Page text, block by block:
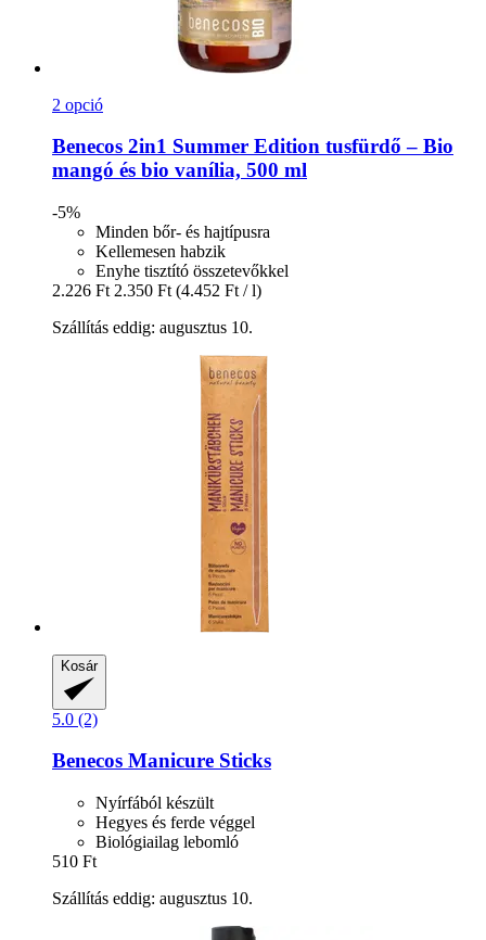
2 opció
Benecos 2in1 Summer Edition tusfürdő – Bio
mangó és bio vanília, 500 ml
-5%
Minden bőr- és hajtípusra
Kellemesen habzik
Enyhe tisztító összetevőkkel
2.226 Ft 2.350 Ft (4.452 Ft / l)
Szállítás eddig: augusztus 10.
Kosár
5.0 (2)
Benecos Manicure Sticks
Nyírfából készült
Hegyes és ferde véggel
Biológiailag lebomló
510 Ft
Szállítás eddig: augusztus 10.